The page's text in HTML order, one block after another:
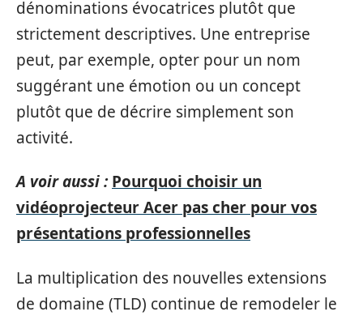
dénominations évocatrices plutôt que
strictement descriptives. Une entreprise
peut, par exemple, opter pour un nom
suggérant une émotion ou un concept
plutôt que de décrire simplement son
activité.
A voir aussi : Pourquoi choisir un
vidéoprojecteur Acer pas cher pour vos
présentations professionnelles
La multiplication des nouvelles extensions
de domaine (TLD) continue de remodeler le